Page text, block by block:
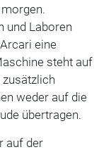
und Laboren
eine
steht auf
weder auf die
übertragen.
auf der